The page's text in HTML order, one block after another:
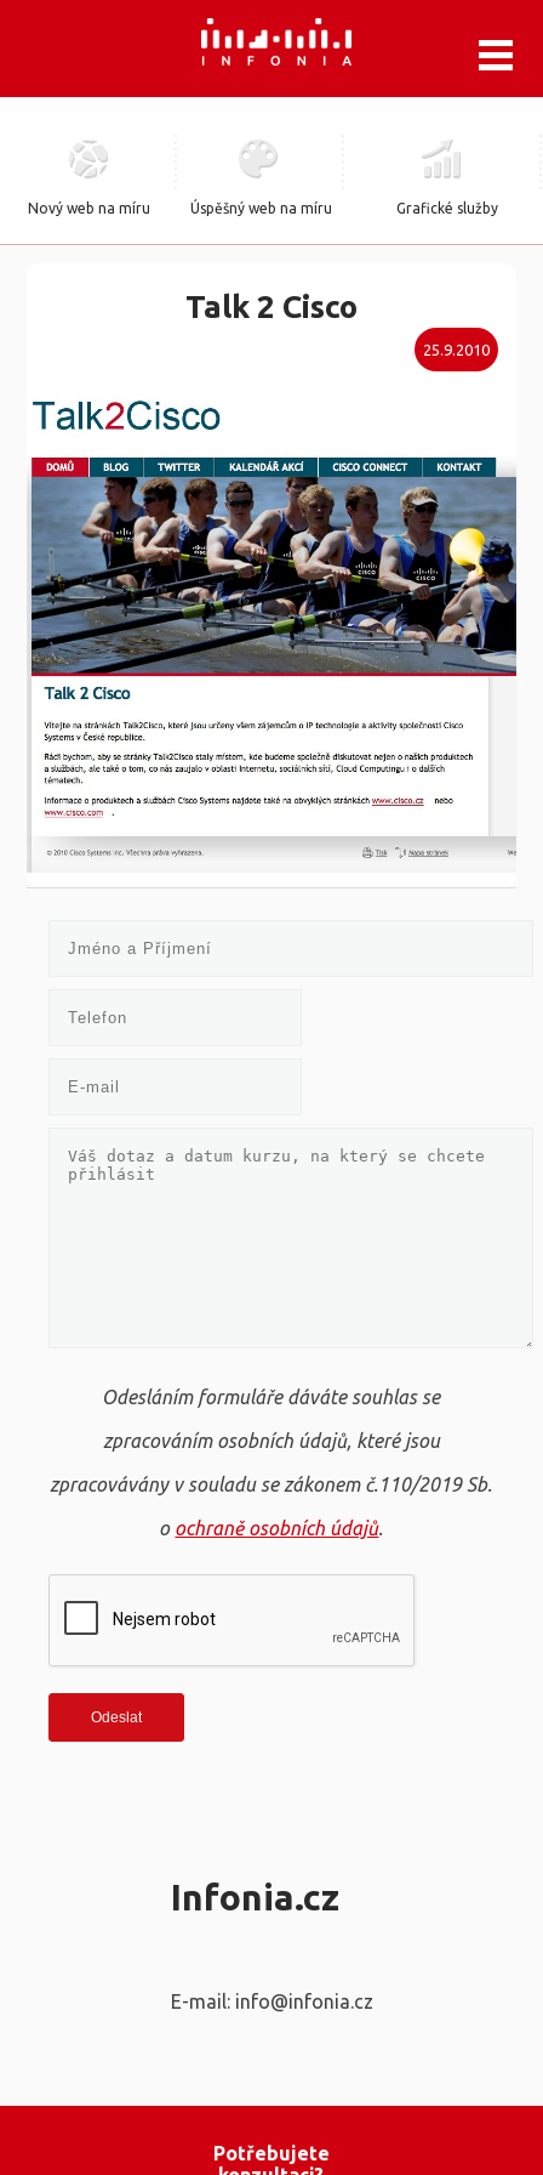
Talk 2 Cisco
25.9.2010
Odesláním formuláře dáváte souhlas se
zpracováním osobních údajů, které jsou
zpracovávány v souladu se zákonem č.110/2019 Sb.
o ochraně osobních údajů.
Infonia.cz
E-mail: info@infonia.cz
Nový web na míru Úspěšný web na míru Grafické služby
Potřebujete